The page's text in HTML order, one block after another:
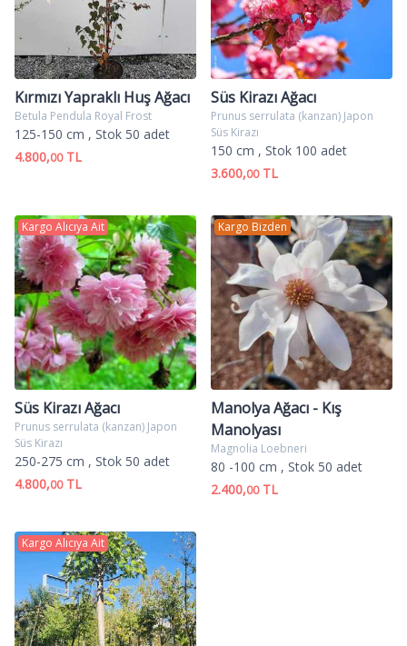
Kırmızı Yapraklı Huş Ağacı
Betula Pendula Royal Frost
125-150 cm , Stok 50 adet
4.800,00TL
Süs Kirazı Ağacı
Prunus serrulata (kanzan) Japon
Süs Kirazı
150 cm , Stok 100 adet
3.600,00TL
Kargo Alıcıya Ait
Süs Kirazı Ağacı
Prunus serrulata (kanzan) Japon
Süs Kirazı
250-275 cm , Stok 50 adet
4.800,00TL
Kargo Bizden
Manolya Ağacı - Kış
Manolyası
Magnolia Loebneri
80 -100 cm , Stok 50 adet
2.400,00TL
Kargo Alıcıya Ait